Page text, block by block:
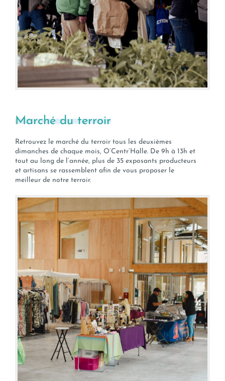
Marché du terroir
Retrouvez le marché du terroir tous les deuxièmes
dimanches de chaque mois, O’Centr’Halle. De 9h à 13h et
tout au long de l’année, plus de 35 exposants producteurs
et artisans se rassemblent afin de vous proposer le
meilleur de notre terroir.